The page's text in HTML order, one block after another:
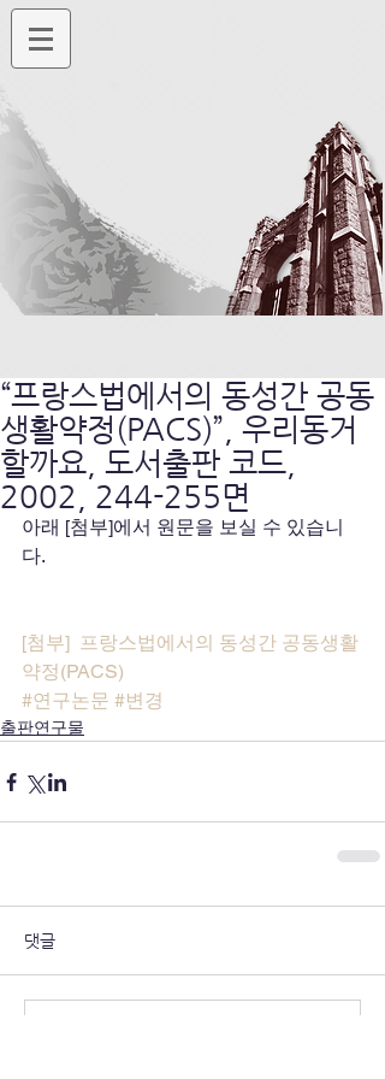
“프랑스법에서의 동성간 공동
생활약정(PACS)”, 우리동거
할까요, 도서출판 코드,
2002, 244-255면
아래 [첨부]에서 원문을 보실 수 있습니
다.
[첨부]  프랑스법에서의 동성간 공동생활
약정(PACS)
#연구논문 #변경
출판연구물
댓글